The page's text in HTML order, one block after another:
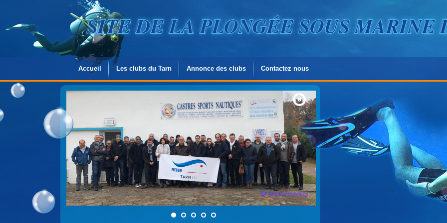
SITE DE LA PLONGÉE SOUS MARINE
Accueil Les clubs du Tarn Annonce des clubs Contactez nous